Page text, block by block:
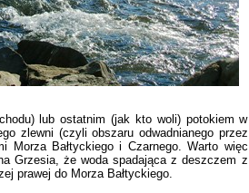
lub ostatnim (jak kto woli) potokiem w
zlewni (czyli obszaru odwadnianego przez
Morza Bałtyckiego i Czarnego. Warto więc
Grzesia, że woda spadająca z deszczem z
prawej do Morza Bałtyckiego.